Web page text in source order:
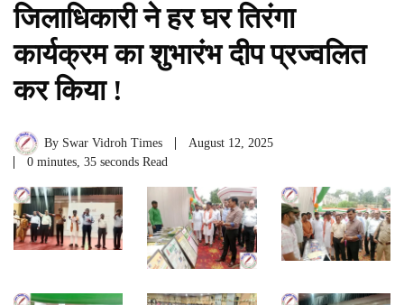
जिलाधिकारी ने हर घर तिरंगा
कार्यक्रम का शुभारंभ दीप प्रज्वलित
कर किया !
By Swar Vidroh Times
August 12, 2025
0 minutes, 35 seconds Read